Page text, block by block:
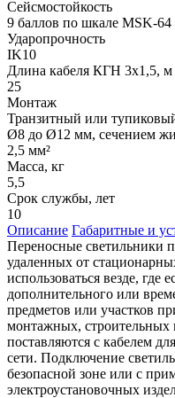
Сейсмостойкость
9 баллов по шкале МSK-64
Ударопрочность
IK10
Длина кабеля КГН 3х1,5, м
25
Монтаж
Транзитный или
Ø8 до Ø12 мм, сечением
2,5 мм²
Масса, кг
5,5
Срок службы, лет
10
Описание Габаритные и
Переносные светильники
удаленных от
использоваться везде, где
дополнительного или
предметов или участков
монтажных, строительных
поставляются с кабелем
сети. Подключение
безопасной зоне или с
электроустановочных